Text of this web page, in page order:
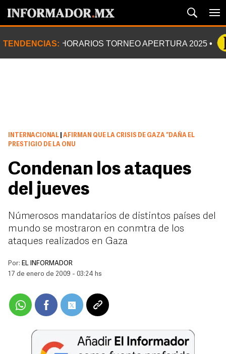
TENDENCIAS: HORARIOS TORNEO APERTURA 2025
INTERNACIONAL
AFIRMAN QUE LA CRISIS DE GAZA “DAÑA EL
PRESTIGIO DE LA ONU
Condenan los ataques
del jueves
Númerosos mandatarios de distintos países del
mundo se mostraron en conmtra de los
ataques realizados en Gaza
Por: EL INFORMADOR
17 de enero de 2009 - 03:24 hs